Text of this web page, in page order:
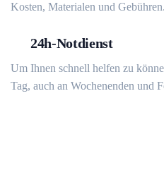
Kosten, Materialen und Gebühren.
24h-Notdienst
Um Ihnen schnell helfen zu
Tag, auch an Wochenenden und